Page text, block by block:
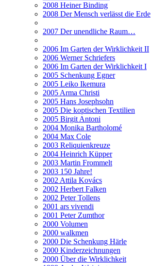
2008 Heiner Binding
2008 Der Mensch verlässt die Erde
2007 Der unendliche Raum…
2006 Im Garten der Wirklichkeit II
2006 Werner Schriefers
2006 Im Garten der Wirklichkeit I
2005 Schenkung Egner
2005 Leiko Ikemura
2005 Arma Christi
2005 Hans Josephsohn
2005 Die koptischen Textilien
2005 Birgit Antoni
2004 Monika Bartholomé
2004 Max Cole
2003 Reliquienkreuze
2004 Heinrich Küpper
2003 Martin Frommelt
2003 150 Jahre!
2002 Attila Kovács
2002 Herbert Falken
2002 Peter Tollens
2001 ars vivendi
2001 Peter Zumthor
2000 Volumen
2000 walkmen
2000 Die Schenkung Härle
2000 Kinderzeichnungen
2000 Über die Wirklichkeit